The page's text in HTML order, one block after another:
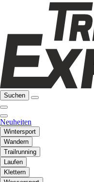
Suchen
Neuheiten
Wintersport
Wandern
Trailrunning
Laufen
Klettern